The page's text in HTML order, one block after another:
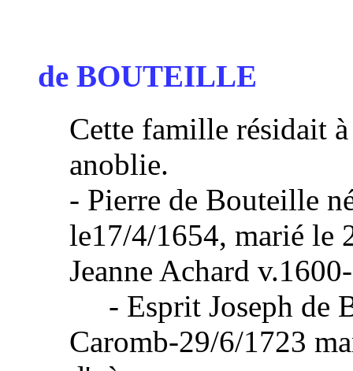
de BOUTEILLE
Cette famille résidait
anoblie.
- Pierre de Bouteille
le17/4/1654, marié le
Jeanne Achard
- Esprit Joseph de
Caromb-29/6/1723